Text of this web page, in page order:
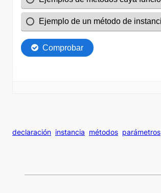
declaración instancia métodos parámetros